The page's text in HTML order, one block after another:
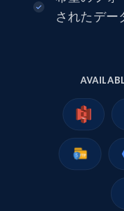
eCommerce
Google
URL, Product id,
Rating, Reviews
されたデー